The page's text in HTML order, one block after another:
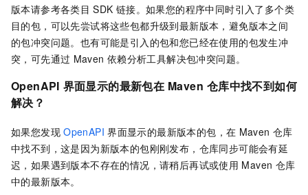
版本请参考各类目 SDK 链接。如果您的程序中同时引入了多个类
目的包，可以先尝试将这些包都升级到最新版本，避免版本之间
的包冲突问题。也有可能是引入的包和您已经在使用的包发生冲
突，可先通过 Maven 依赖分析工具解决包冲突问题。
OpenAPI 界面显示的最新包在 Maven 仓库中找不到如何
解决？
如果您发现 OpenAPI 界面显示的最新版本的包，在 Maven 仓库
中找不到，这是因为新版本的包刚刚发布，仓库同步可能会有延
迟，如果遇到版本不存在的情况，请稍后再试或使用 Maven 仓库
中的最新版本。